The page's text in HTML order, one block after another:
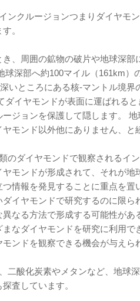
ンクルージョンつまりダイヤモ
。
、周囲の鉱物の破片や地球深部
球深部へ約100マイル（161km）
いところにある核-マントル境
ダイヤモンドが表面に運ばれる
ジョンを保護して隠します。
モンド以外他にありません、と
のダイヤモンドで観察されるイ
モンドが形成されて、それが地
情報を発見することに重点を置
イヤモンドで研究するのに限
なる方法で形成する可能性が
なダイヤモンドを研究に利用で
ンドを観察できる機会が与えら
二酸化炭素やメタンなど、地球
査しています。